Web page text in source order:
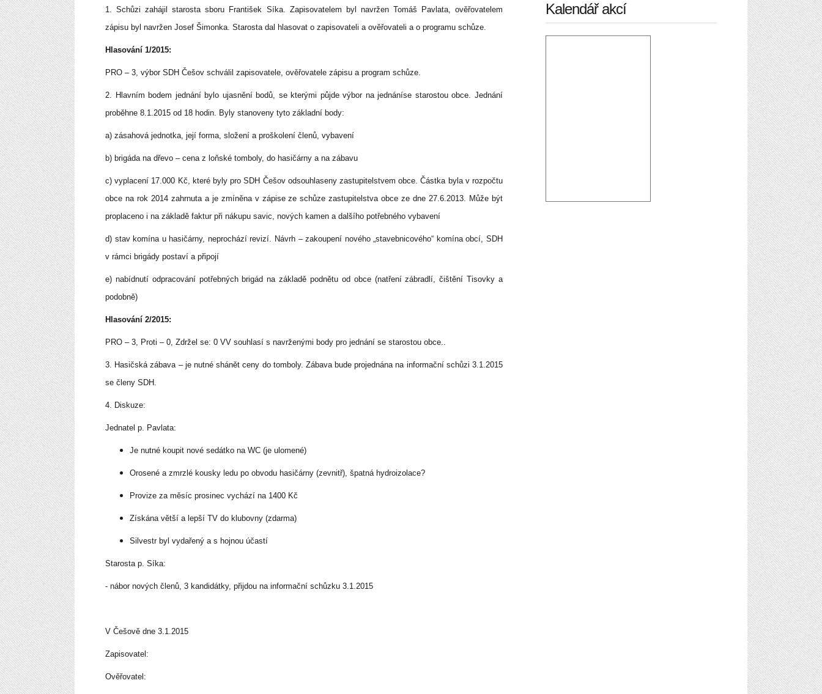
1. Schůzi zahájil starosta sboru František Síka. Zapisovatelem byl navržen Tomáš Pavlata, ověřovatelem
zápisu byl navržen Josef Šimonka. Starosta dal hlasovat o zapisovateli a ověřovateli a o programu schůze.
Hlasování 1/2015:
PRO – 3, výbor SDH Češov schválil zapisovatele, ověřovatele zápisu a program schůze.
2. Hlavním bodem jednání bylo ujasnění bodů, se kterými půjde výbor na jednáníse starostou obce. Jednání
proběhne 8.1.2015 od 18 hodin. Byly stanoveny tyto základní body:
a) zásahová jednotka, její forma, složení a proškolení členů, vybavení
b) brigáda na dřevo – cena z loňské tomboly, do hasičárny a na zábavu
c) vyplacení 17.000 Kč, které byly pro SDH Češov odsouhlaseny zastupitelstvem obce. Částka byla v rozpočtu
obce na rok 2014 zahrnuta a je zmíněna v zápise ze schůze zastupitelstva obce ze dne 27.6.2013. Může být
proplaceno i na základě faktur při nákupu savic, nových kamen a dalšího potřebného vybavení
d) stav komína u hasičárny, neprochází revizí. Návrh – zakoupení nového „stavebnicového“ komína obcí, SDH
v rámci brigády postaví a připojí
e) nabídnutí odpracování potřebných brigád na základě podnětu od obce (natření zábradlí, čištění Tisovky a
podobně)
Hlasování 2/2015:
PRO – 3, Proti – 0, Zdržel se: 0 VV souhlasí s navrženými body pro jednání se starostou obce..
3. Hasičská zábava – je nutné shánět ceny do tomboly. Zábava bude projednána na informační schůzi 3.1.2015
se členy SDH.
4. Diskuze:
Jednatel p. Pavlata:
Je nutné koupit nové sedátko na WC (je ulomené)
Orosené a zmrzlé kousky ledu po obvodu hasičárny (zevnitř), špatná hydroizolace?
Provize za měsíc prosinec vychází na 1400 Kč
Získána větší a lepší TV do klubovny (zdarma)
Silvestr byl vydařený a s hojnou účastí
Starosta p. Síka:
- nábor nových členů, 3 kandidátky, přijdou na informační schůzku 3.1.2015
V Češově dne 3.1.2015
Zapisovatel:
Ověřovatel:
Kalendář akcí